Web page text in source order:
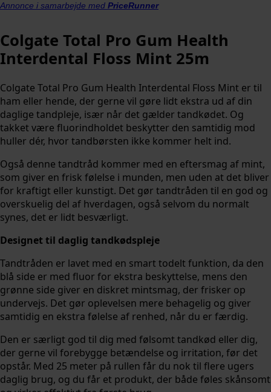
Annonce i samarbejde med PriceRunner
Colgate Total Pro Gum Health
Interdental Floss Mint 25m
Colgate Total Pro Gum Health Interdental Floss Mint er til
ham eller hende, der gerne vil gøre lidt ekstra ud af din
daglige tandpleje, især når det gælder tandkødet. Og
takket være fluorindholdet beskytter den samtidig mod
huller dér, hvor tandbørsten ikke kommer helt ind.
Også denne tandtråd kommer med en eftersmag af mint,
som giver en frisk følelse i munden, men uden at det bliver
for kraftigt eller kunstigt. Det gør tandtråden til en god og
overskuelig del af hverdagen, også selvom du normalt
synes, det er lidt besværligt.
Designet til daglig tandkødspleje
Tandtråden er lavet med en smart todelt funktion, da den
blå side er med fluor for ekstra beskyttelse, mens den
grønne side giver en diskret mintsmag, der frisker op
undervejs. Det gør oplevelsen mere behagelig og giver
samtidig en ekstra følelse af renhed, når du er færdig.
Den er særligt god til dig med følsomt tandkød eller dig,
der gerne vil forebygge betændelse og irritation, før det
opstår. Med 25 meter på rullen får du nok til flere ugers
daglig brug, og du får et produkt, der både føles skånsomt